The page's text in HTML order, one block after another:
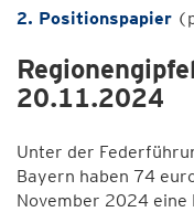
2. Positionspapier
20.11.2024
Unter der
Bayern haben 74
November 2024